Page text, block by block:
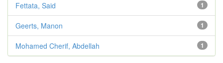
1
Fettata, Said
1
Geerts, Manon
1
Mohamed Cherif, Abdellah